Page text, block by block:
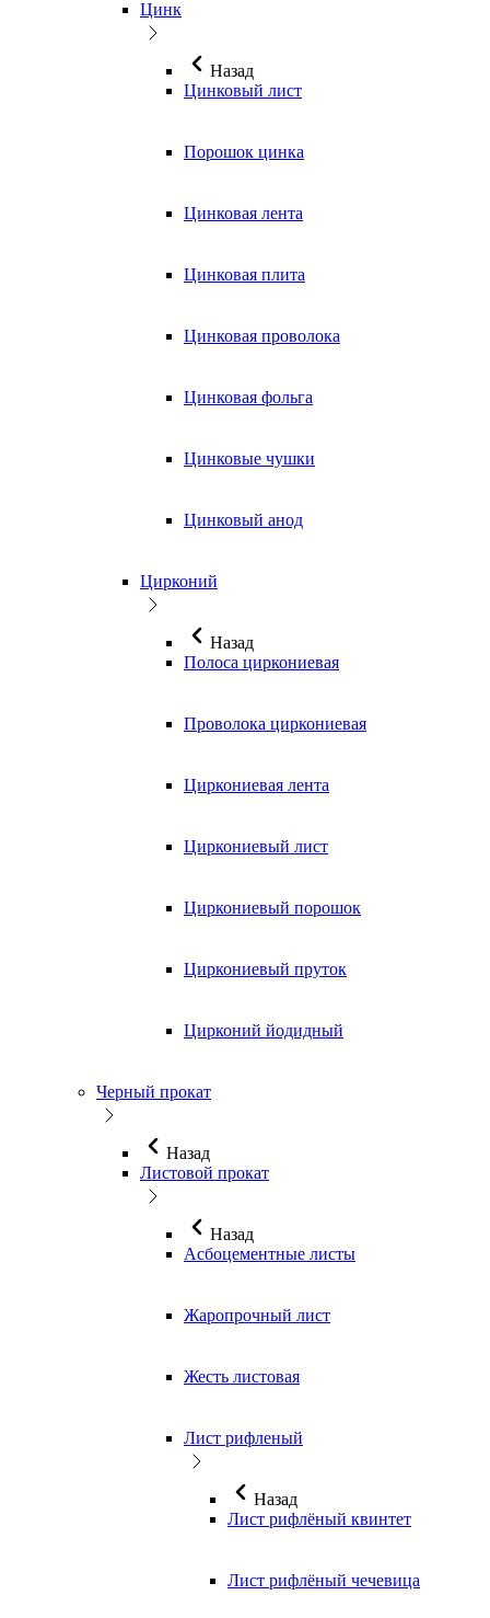
Цинк
Назад
Цинковый лист
Порошок цинка
Цинковая лента
Цинковая плита
Цинковая проволока
Цинковая фольга
Цинковые чушки
Цинковый анод
Цирконий
Назад
Полоса циркониевая
Проволока циркониевая
Циркониевая лента
Циркониевый лист
Циркониевый порошок
Циркониевый пруток
Цирконий йодидный
Черный прокат
Назад
Листовой прокат
Назад
Асбоцементные листы
Жаропрочный лист
Жесть листовая
Лист рифленый
Назад
Лист рифлёный квинтет
Лист рифлёный чечевица